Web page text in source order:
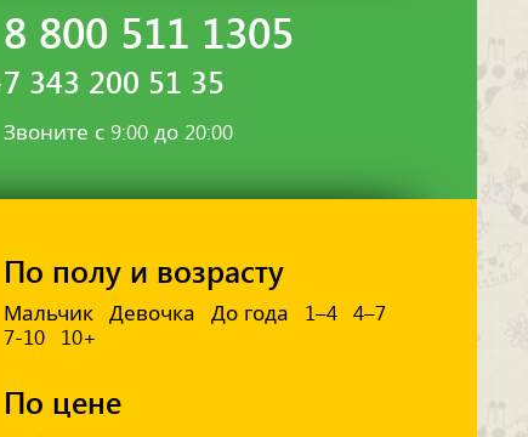
8 800 511 1305
343 200 51 35
Звоните с 9:00 до 20:00
По полу и возрасту
Мальчик Девочка До года 1–4
4–7
7-10
10+
По цене